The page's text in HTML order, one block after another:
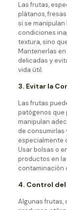
Las frutas,
plátanos,
si se
condiciones
textura, sino
Mantenerlas
delicadas y
vida útil.
3. Evitar la
Las frutas
patógenos que
manipulan
de consumirlas
especialmente
Usar bolsas o
productos en
contaminación
4. Control
Algunas frutas,